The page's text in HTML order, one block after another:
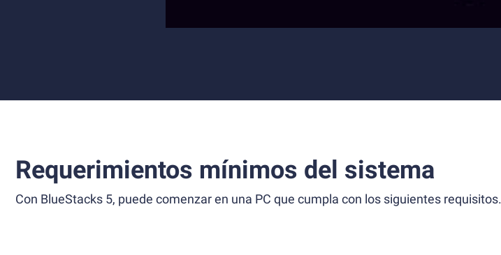
Requerimientos mínimos del sistema
Con BlueStacks 5, puede comenzar en una PC que cumpla con los siguientes requisitos.